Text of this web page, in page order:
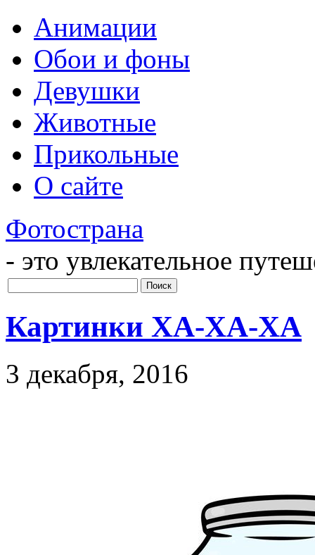
Анимации
Обои и фоны
Девушки
Животные
Прикольные
О сайте
Фотострана
- это увлекательное
Картинки ХА-ХА-ХА
3 декабря, 2016